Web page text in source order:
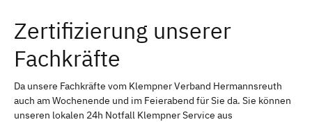
Erlangen Bamberg
Bayreuth
Schweinfurt Passau
Zertifizierung unserer
Fachkräfte
Da unsere Fachkräfte vom Klempner Verband Hermannsreuth
auch am Wochenende und im Feierabend für Sie da. Sie können
unseren lokalen 24h Notfall Klempner Service aus